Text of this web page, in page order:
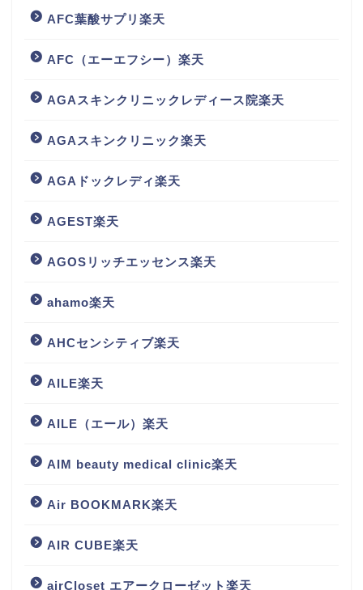
AFC葉酸サプリ楽天
AFC（エーエフシー）楽天
AGAスキンクリニックレディース院楽天
AGAスキンクリニック楽天
AGAドックレディ楽天
AGEST楽天
AGOSリッチエッセンス楽天
ahamo楽天
AHCセンシティブ楽天
AILE楽天
AILE（エール）楽天
AIM beauty medical clinic楽天
Air BOOKMARK楽天
AIR CUBE楽天
airCloset エアークローゼット楽天